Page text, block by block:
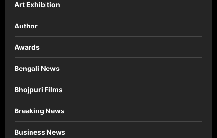
Art Exhibition
Author
Awards
Bengali News
Bhojpuri Films
Breaking News
Business News